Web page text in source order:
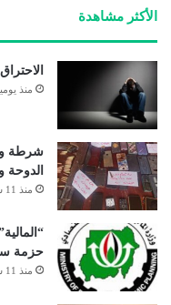
الأكثر مشاهدة
منذ
شرطة
الدوحة
منذ 11 ساعة
حزمة
منذ 11 ساعة